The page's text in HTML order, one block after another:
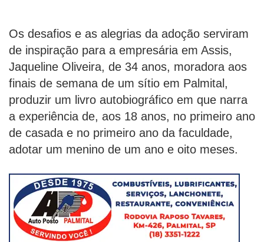
Os desafios e as alegrias da adoção serviram
de inspiração para a empresária em Assis,
Jaqueline Oliveira, de 34 anos, moradora aos
finais de semana de um sítio em Palmital,
produzir um livro autobiográfico em que narra
a experiência de, aos 18 anos, no primeiro ano
de casada e no primeiro ano da faculdade,
adotar um menino de um ano e oito meses.